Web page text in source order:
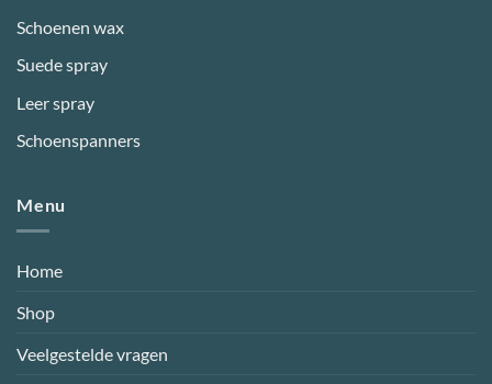
Schoenen wax
Suede spray
Leer spray
Schoenspanners
Menu
Home
Shop
Veelgestelde vragen